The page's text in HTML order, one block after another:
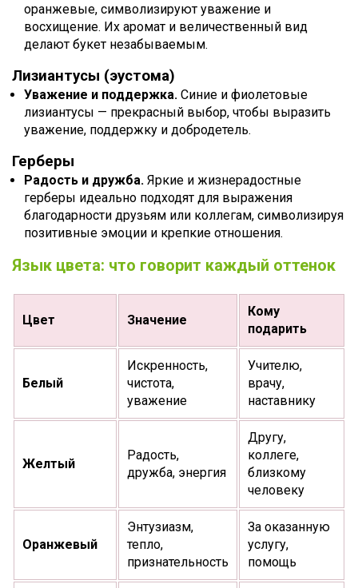
оранжевые, символизируют уважение и
восхищение. Их аромат и величественный вид
делают букет незабываемым.
Лизиантусы (эустома)
Уважение и поддержка. Синие и фиолетовые
лизиантусы — прекрасный выбор, чтобы выразить
уважение, поддержку и добродетель.
Герберы
Радость и дружба. Яркие и жизнерадостные
герберы идеально подходят для выражения
благодарности друзьям или коллегам, символизируя
позитивные эмоции и крепкие отношения.
Язык цвета: что говорит каждый оттенок
Цвет Значение
Кому
подарить
Белый
Искренность,
чистота,
уважение
Учителю,
врачу,
наставнику
Желтый
Радость,
дружба, энергия
Другу,
коллеге,
близкому
человеку
Оранжевый
Энтузиазм,
тепло,
признательность
За оказанную
услугу,
помощь